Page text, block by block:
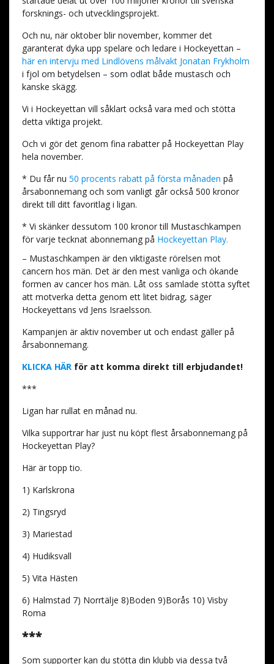
forsknings- och utvecklingsprojekt.
Och nu, när oktober blir november, kommer det
garanterat dyka upp spelare och ledare i Hockeyettan –
här en intervju med Lindlövens målvakt Jonatan Frykholm
i fjol om betydelsen – som odlat både mustasch och
kanske skägg.
Vi i Hockeyettan vill såklart också vara med och stötta
detta viktiga projekt.
Och vi gör det genom fina rabatter på Hockeyettan Play
hela november.
* Du får nu 50 procents rabatt på första månaden på
årsabonnemang och som vanligt går också 500 kronor
direkt till ditt favoritlag i ligan.
* Vi skänker dessutom 100 kronor till Mustaschkampen
för varje tecknat abonnemang på Hockeyettan Play.
– Mustaschkampen är den viktigaste rörelsen mot
cancern hos män. Det är den mest vanliga och ökande
formen av cancer hos män. Låt oss samlade stötta syftet
att motverka detta genom ett litet bidrag, säger
Hockeyettans vd Jens Israelsson.
Kampanjen är aktiv november ut och endast gäller på
årsabonnemang.
KLICKA HÄRför att komma direkt till erbjudandet!
***
Ligan har rullat en månad nu.
Vilka supportrar har just nu köpt flest årsabonnemang på
Hockeyettan Play?
Här är topp tio.
1) Karlskrona
2) Tingsryd
3) Mariestad
4) Hudiksvall
5) Vita Hästen
6) Halmstad 7) Norrtälje 8)Boden 9)Borås 10) Visby
Roma
***
Som supporter kan du stötta din klubb via dessa två